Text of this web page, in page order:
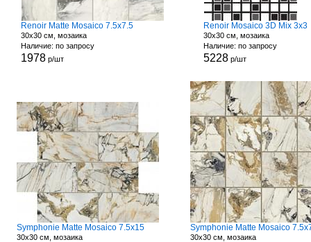
Renoir Matte Mosaico 7.5x7.5
30x30 см, мозаика
Наличие: по запросу
1978 р/шт
Renoir Mosaico 3D Mix 3x3
30x30 см, мозаика
Наличие: по запросу
5228 р/шт
Symphonie Matte Mosaico 7.5x15
30x30 см, мозаика
Symphonie Matte Mosaico
30x30 см, мозаика